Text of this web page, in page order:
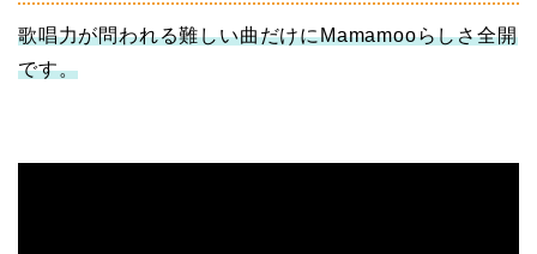
歌唱力が問われる難しい曲だけにMamamooらしさ全開
です。